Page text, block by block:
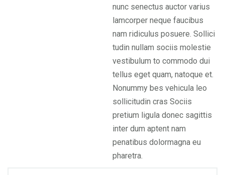
nunc senectus auctor varius
lamcorper neque faucibus
nam ridiculus posuere. Sollici
tudin nullam sociis molestie
vestibulum to commodo dui
tellus eget quam, natoque et.
Nonummy bes vehicula leo
sollicitudin cras Sociis
pretium ligula donec sagittis
inter dum aptent nam
penatibus dolormagna eu
pharetra.